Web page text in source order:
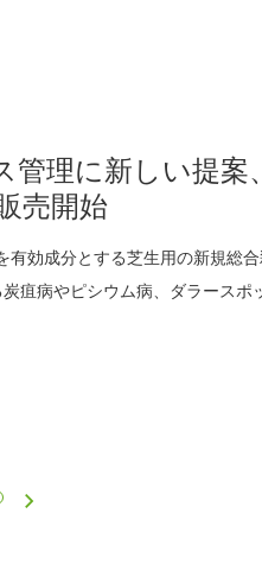
理に新しい提案
売開始
効成分とする芝生用の新規総
疽病やピシウム病、ダラースポ